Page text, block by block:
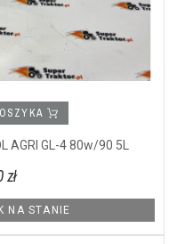
AGRI GL-4 80w/90 5L
NA STANIE